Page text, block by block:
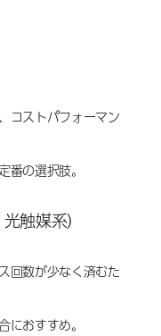
コストパフォーマン
番の選択肢。
触媒系）
回数が少なく済むた
におすすめ。